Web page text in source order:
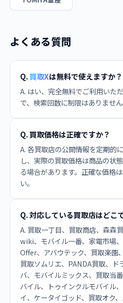
よくある質問
Q.買取Xは無料で使えますか？
A. はい、完全無料でご利用いた
で、検索回数に制限はありません
Q. 買取価格は正確ですか？
A. 各買取店の公開情報を定期的
し、実際の買取価格は商品の状
る場合があります。正確な価格
い。
Q. 対応している買取店はどこ
A. 買取一丁目、買取商店、森森
wiki、モバイル一番、家電市場
Offer、アバウテック、買取楽園
買取ソムリエ、PANDA買取、ド
バ、モバイルミックス、買取当
バイル、トゥインクルモバイル
イ、ケータイゴッド、買取オク